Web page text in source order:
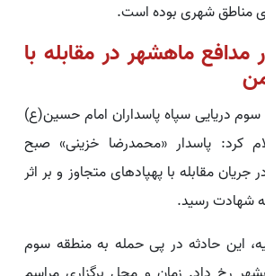
مناطق شهری بوده است.
ماهشهر در مقابله با
دریایی سپاه پاسداران امام حسین(ع)
کرد: پاسدار «محمدرضا خزینی» صبح
تیرماه در جریان مقابله با پهپادهای متجاوز و بر اثر
شهادت رسید.
این حادثه در پی حمله به منطقه سوم